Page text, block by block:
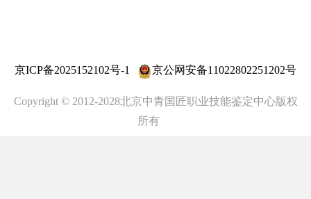
京ICP备2025152102号-1 京公网安备11022802251202号
Copyright © 2012-2028北京中青国匠职业技能鉴定中心版权
所有